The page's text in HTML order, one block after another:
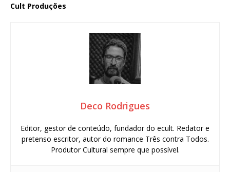
Cult Produções
Deco Rodrigues
Editor, gestor de conteúdo, fundador do ecult. Redator e
pretenso escritor, autor do romance Três contra Todos.
Produtor Cultural sempre que possível.